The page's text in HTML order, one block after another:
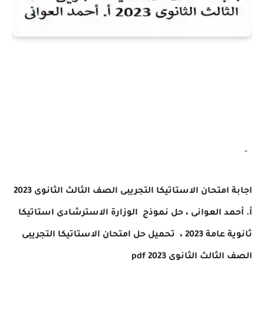
امتحان الاستاتيكا التجريبى الصف الثالث الثانوى 2023
العوانى ، حل نموذج الوزارة الاسترشادى استاتيكا
عامة2023 ، تحميل حل امتحان الاستاتيكاالتجريبى
الثانوى 2023 pdf